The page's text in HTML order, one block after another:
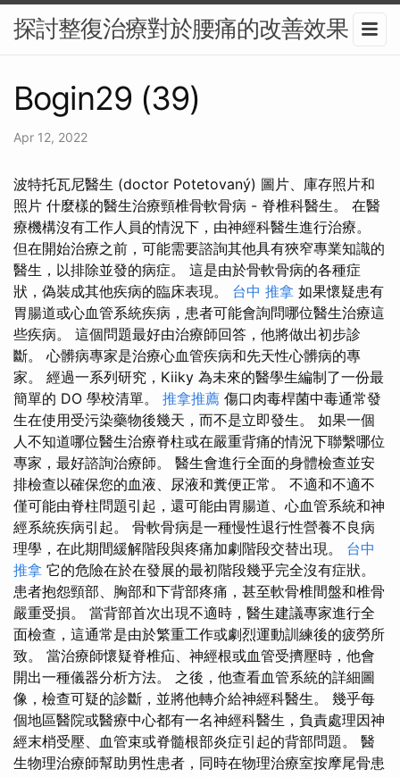
探討整復治療對於腰痛的改善效果
Bogin29 (39)
Apr 12, 2022
波特托瓦尼醫生 (doctor Potetovaný) 圖片、庫存照片和
照片 什麼樣的醫生治療頸椎骨軟骨病 - 脊椎科醫生。 在醫
療機構沒有工作人員的情況下，由神經科醫生進行治療。
但在開始治療之前，可能需要諮詢其他具有狹窄專業知識的
醫生，以排除並發的病症。 這是由於骨軟骨病的各種症
狀，偽裝成其他疾病的臨床表現。 台中 推拿 如果懷疑患有
胃腸道或心血管系統疾病，患者可能會詢問哪位醫生治療這
些疾病。 這個問題最好由治療師回答，他將做出初步診
斷。 心髒病專家是治療心血管疾病和先天性心髒病的專
家。 經過一系列研究，Kiiky 為未來的醫學生編制了一份最
簡單的 DO 學校清單。 推拿推薦 傷口肉毒桿菌中毒通常發
生在使用受污染藥物後幾天，而不是立即發生。 如果一個
人不知道哪位醫生治療脊柱或在嚴重背痛的情況下聯繫哪位
專家，最好諮詢治療師。 醫生會進行全面的身體檢查並安
排檢查以確保您的血液、尿液和糞便正常。 不適和不適不
僅可能由脊柱問題引起，還可能由胃腸道、心血管系統和神
經系統疾病引起。 骨軟骨病是一種慢性退行性營養不良病
理學，在此期間緩解階段與疼痛加劇階段交替出現。 台中
推拿 它的危險在於在發展的最初階段幾乎完全沒有症狀。
患者抱怨頸部、胸部和下背部疼痛，甚至軟骨椎間盤和椎骨
嚴重受損。 當背部首次出現不適時，醫生建議專家進行全
面檢查，這通常是由於繁重工作或劇烈運動訓練後的疲勞所
致。 當治療師懷疑脊椎疝、神經根或血管受擠壓時，他會
開出一種儀器分析方法。 之後，他查看血管系統的詳細圖
像，檢查可疑的診斷，並將他轉介給神經科醫生。 幾乎每
個地區醫院或醫療中心都有一名神經科醫生，負責處理因神
經末梢受壓、血管束或脊髓根部炎症引起的背部問題。 醫
生物理治療師幫助男性患者，同時在物理治療室按摩尾骨患